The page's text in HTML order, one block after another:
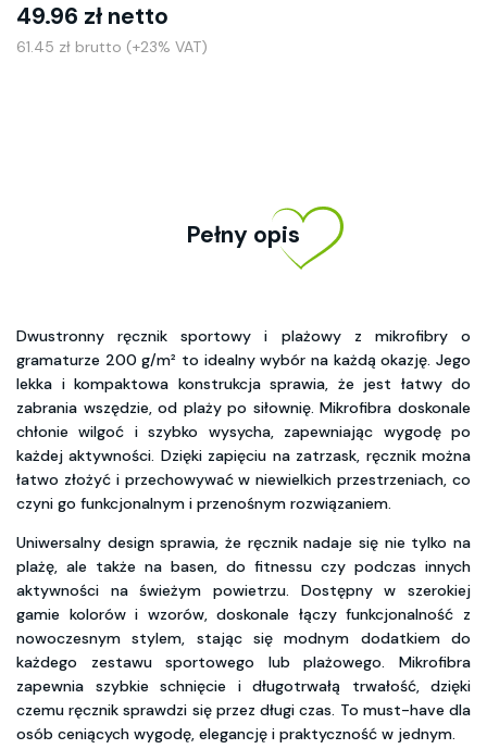
49.96 zł netto
61.45 zł brutto (+23% VAT)
Pełny opis
Dwustronny ręcznik sportowy i plażowy z mikrofibry o
gramaturze 200 g/m² to idealny wybór na każdą okazję. Jego
lekka i kompaktowa konstrukcja sprawia, że jest łatwy do
zabrania wszędzie, od plaży po siłownię. Mikrofibra doskonale
chłonie wilgoć i szybko wysycha, zapewniając wygodę po
każdej aktywności. Dzięki zapięciu na zatrzask, ręcznik można
łatwo złożyć i przechowywać w niewielkich przestrzeniach, co
czyni go funkcjonalnym i przenośnym rozwiązaniem.
Uniwersalny design sprawia, że ręcznik nadaje się nie tylko na
plażę, ale także na basen, do fitnessu czy podczas innych
aktywności na świeżym powietrzu. Dostępny w szerokiej
gamie kolorów i wzorów, doskonale łączy funkcjonalność z
nowoczesnym stylem, stając się modnym dodatkiem do
każdego zestawu sportowego lub plażowego. Mikrofibra
zapewnia szybkie schnięcie i długotrwałą trwałość, dzięki
czemu ręcznik sprawdzi się przez długi czas. To must-have dla
osób ceniących wygodę, elegancję i praktyczność w jednym.